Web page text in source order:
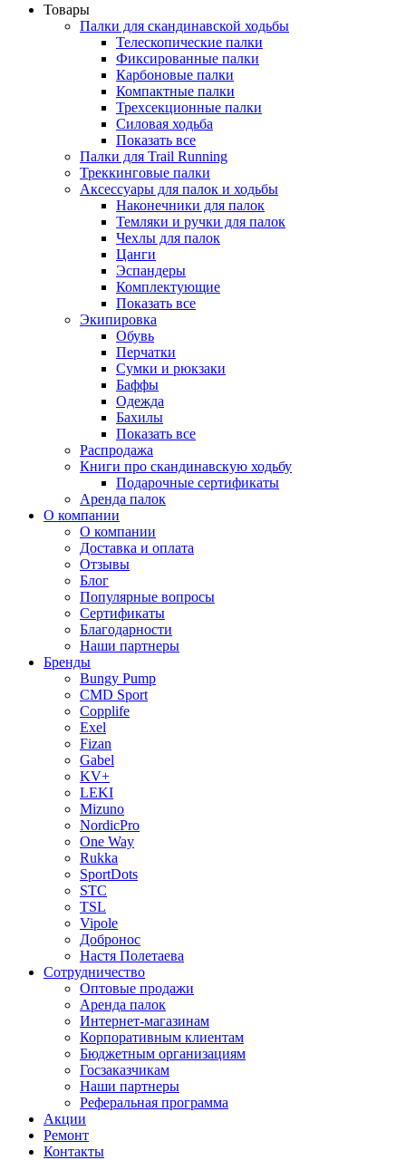
Товары
Палки для скандинавской ходьбы
Телескопические палки
Фиксированные палки
Карбоновые палки
Компактные палки
Трехсекционные палки
Силовая ходьба
Показать все
Палки для Trail Running
Треккинговые палки
Аксессуары для палок и ходьбы
Наконечники для палок
Темляки и ручки для палок
Чехлы для палок
Цанги
Эспандеры
Комплектующие
Показать все
Экипировка
Обувь
Перчатки
Сумки и рюкзаки
Баффы
Одежда
Бахилы
Показать все
Распродажа
Книги про скандинавскую ходьбу
Подарочные сертификаты
Аренда палок
О компании
О компании
Доставка и оплата
Отзывы
Блог
Популярные вопросы
Сертификаты
Благодарности
Наши партнеры
Бренды
Bungy Pump
CMD Sport
Copplife
Exel
Fizan
Gabel
KV+
LEKI
Mizuno
NordicPro
One Way
Rukka
SportDots
STC
TSL
Vipole
Добронос
Настя Полетаева
Сотрудничество
Оптовые продажи
Аренда палок
Интернет-магазинам
Корпоративным клиентам
Бюджетным организациям
Госзаказчикам
Наши партнеры
Реферальная программа
Акции
Ремонт
Контакты